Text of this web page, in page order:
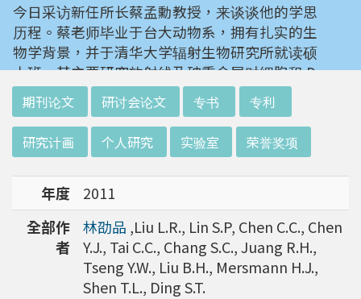
今日采访新任所长蔡孟勳教授，来谈谈他的学思
历程。蔡老师毕业于台大动物系，拥有扎实的生
物学背景，并于清华大学辐射生物研究所就读硕
士班。其主要研究放射线及砷重金属对细胞和 D
NA 的伤害及细胞表型的改变。就读阳明大学博
士班时，选定研究长期暴露于低剂量辐射钢筋下
对人体的影响，并比较其他国家高剂量暴露下的
不同影响。在美国国家卫生研究院从事博士后研
究时，开始了以微阵列技术探讨致癌物质，如重
金属以及辐射线等对肿瘤细胞的影响，同时有效
率分析以及整合生物芯片所产出之大数据。蔡老
师于1996年回到台湾大学任教后，继续以生物
芯片搭配生物资讯等为工具，开发专一性生物指
标，应用于精准农业以及侦测癌细胞转移或复发
等在精准医疗上的应用。同时，蔡老师运用次世
期刊论文 研讨会论文 专书 专利
研究计画 个人研究 实验室 荣誉奖项
年度
2011
全部作
者
林劭品 ,Liu L.R., Lin S.P, Chen C.C., Chen
Y.J., Tai C.C., Chang S.C., Juang R.H.,
Tseng Y.W., Liu B.H., Mersmann H.J.,
Shen T.L., Ding S.T.